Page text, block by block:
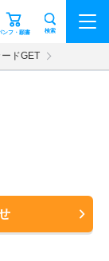
ンフ・願書 検索
ドGET